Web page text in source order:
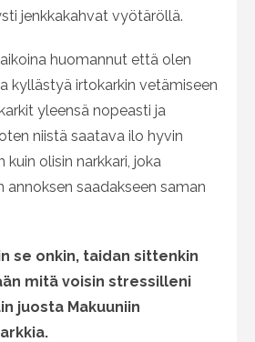
jenkkakahvat vyötäröllä.
huomannut että olen
kyllästyä irtokarkin vetämiseen
yleensä nopeasti ja
niistä saatava ilo hyvin
kuin olisin narkkari, joka
annoksen saadakseen saman
se onkin, taidan sittenkin
mitä voisin stressilleni
juosta Makuuniin